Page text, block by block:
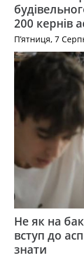
200 кернів
П’ятниця, 7
Не як на
вступ до
знати